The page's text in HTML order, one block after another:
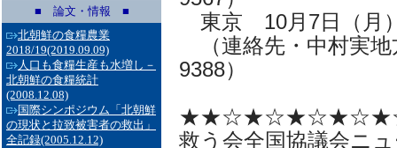
■ 論文・情報 ■
北朝鮮の食糧農業
2018/19(2019.09.09)
人口も食糧生産も水増し－
北朝鮮の食糧統計
(2008.12.08)
国際シンポジウム「北朝鮮
の現状と拉致被害者の救出」
全記録(2005.12.12)
東京 10月7日（月
（連絡先・中村実
9388）
救う会全国協議会ニ